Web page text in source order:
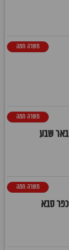
משרה חמה
משרה חמה
משרה חמה